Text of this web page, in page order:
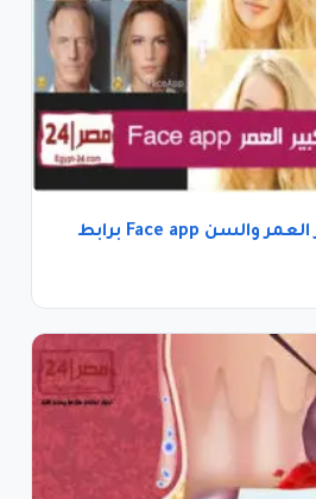
تحميل تطبيق تكبير العمر والسن Face app برابط